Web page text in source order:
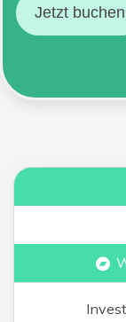
Jetzt buchen